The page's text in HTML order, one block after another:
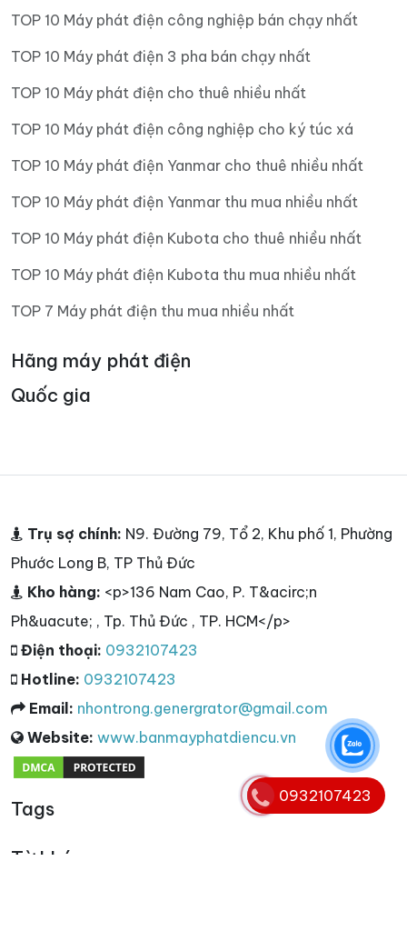
TOP 10 Máy phát điện công nghiệp bán chạy nhất
TOP 10 Máy phát điện 3 pha bán chạy nhất
TOP 10 Máy phát điện cho thuê nhiều nhất
TOP 10 Máy phát điện công nghiệp cho ký túc xá
TOP 10 Máy phát điện Yanmar cho thuê nhiều nhất
TOP 10 Máy phát điện Yanmar thu mua nhiều nhất
TOP 10 Máy phát điện Kubota cho thuê nhiều nhất
TOP 10 Máy phát điện Kubota thu mua nhiều nhất
TOP 7 Máy phát điện thu mua nhiều nhất
Hãng máy phát điện
Quốc gia
Trụ sợ chính: N9. Đường 79, Tổ 2, Khu phố 1, Phường
Phước Long B, TP Thủ Đức
Kho hàng: <p>136 Nam Cao, P. T&acirc;n
Ph&uacute; , Tp. Thủ Đức , TP. HCM</p>
Điện thoại: 0932107423
Hotline: 0932107423
Email: nhontrong.genergrator@gmail.com
Website: www.banmayphatdiencu.vn
Tags
Từ khóa
0932107423